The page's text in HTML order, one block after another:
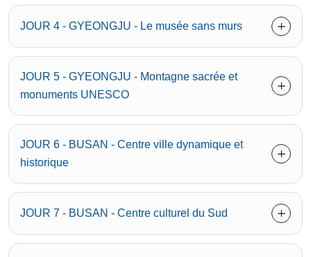
JOUR 4 - GYEONGJU - Le musée sans murs
JOUR 5 - GYEONGJU - Montagne sacrée et
monuments UNESCO
JOUR 6 - BUSAN - Centre ville dynamique et
historique
JOUR 7 - BUSAN - Centre culturel du Sud